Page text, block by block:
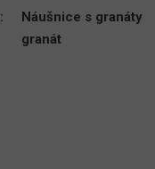
:
Náušnice s granáty
granát